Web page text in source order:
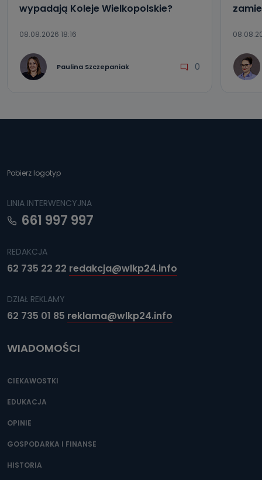
wypadają Koleje Wielkopolskie?
08.08.2026 18:16
Paulina Szczepaniak 0
Pobierz logotyp
LINIA INTERWENCYJNA
661 997 997
REDAKCJA
62 735 22 22 redakcja@wlkp24.info
DZIAŁ REKLAMY
62 735 01 85 reklama@wlkp24.info
WIADOMOŚCI
CIEKAWOSTKI
EDUKACJA
OPINIE
GOSPODARKA I FINANSE
HISTORIA